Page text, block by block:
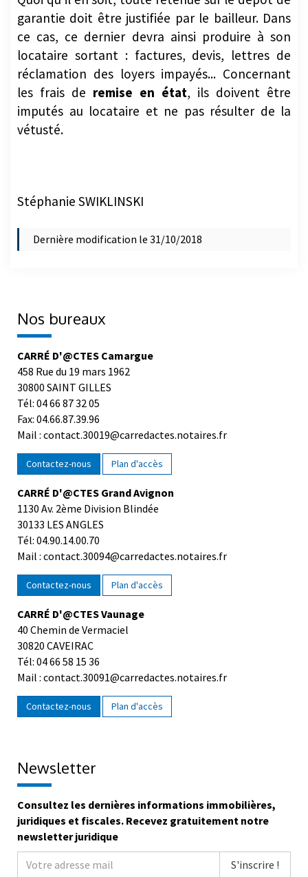
garantie doit être justifiée par le bailleur. Dans
ce cas, ce dernier devra ainsi produire à son
locataire sortant : factures, devis, lettres de
réclamation des loyers impayés... Concernant
les frais de remise en état, ils doivent être
imputés au locataire et ne pas résulter de la
vétusté.
Stéphanie SWIKLINSKI
Dernière modification le 31/10/2018
Nos bureaux
CARRÉ D'@CTES Camargue
458 Rue du 19 mars 1962
30800 SAINT GILLES
Tél: 04 66 87 32 05
Fax: 04.66.87.39.96
Mail : contact.30019@carredactes.notaires.fr
Contactez-nous Plan d'accès
CARRÉ D'@CTES Grand Avignon
1130 Av. 2ème Division Blindée
30133 LES ANGLES
Tél: 04.90.14.00.70
Mail : contact.30094@carredactes.notaires.fr
Contactez-nous Plan d'accès
CARRÉ D'@CTES Vaunage
40 Chemin de Vermaciel
30820 CAVEIRAC
Tél: 04 66 58 15 36
Mail : contact.30091@carredactes.notaires.fr
Contactez-nous Plan d'accès
Newsletter
Consultez les dernières informations immobilières,
juridiques et fiscales. Recevez gratuitement notre
newsletter juridique
S'inscrire !